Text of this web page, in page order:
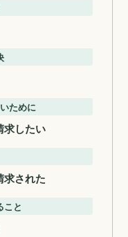
ために
求したい
求された
こと